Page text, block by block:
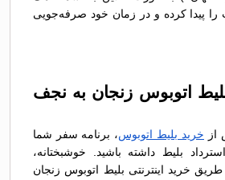
را پیدا کرده و در زمان خود صرفه‌جویی
اتوبوس زنجان به نجف
خرید بلیط اتوبوس، برنامه سفر شما
بلیط داشته باشید. خوشبختانه،
خرید اینترنتی بلیط اتوبوس زنجان